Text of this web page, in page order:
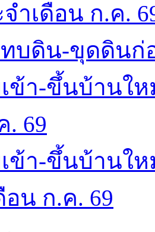
ำเดือน ก.ค.
บดิน-ขุดดินก่
ข้า-ขึ้นบ้านใ
. 69
ข้า-ขึ้นบ้านใ
อน ก.ค. 69